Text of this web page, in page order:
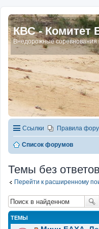
КВС - Комитет
Внедорожные соревнования
Ссылки Правила
Список форумов
Темы без ответов
Перейти к расширенному
ТЕМЫ